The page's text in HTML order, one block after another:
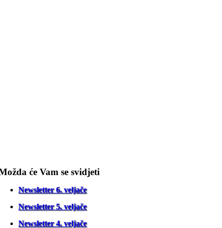
će Vam se svidjeti
Newsletter 6. veljače
Newsletter 5. veljače
Newsletter 4. veljače